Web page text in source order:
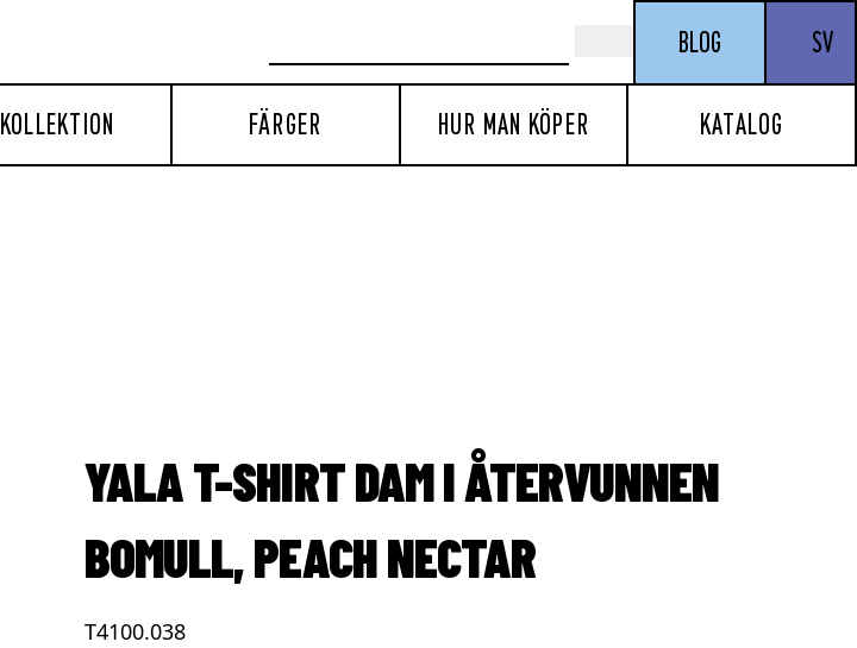
BLOG SV
KOLLEKTION FÄRGER HUR MAN KÖPER KATALOG
YALA T-SHIRT DAM I ÅTERVUNNEN
BOMULL, PEACH NECTAR
T4100.038